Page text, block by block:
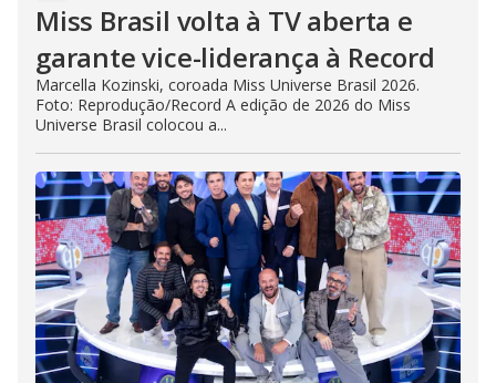
Miss Brasil volta à TV aberta e
garante vice-liderança à Record
Marcella Kozinski, coroada Miss Universe Brasil 2026.
Foto: Reprodução/Record A edição de 2026 do Miss
Universe Brasil colocou a...